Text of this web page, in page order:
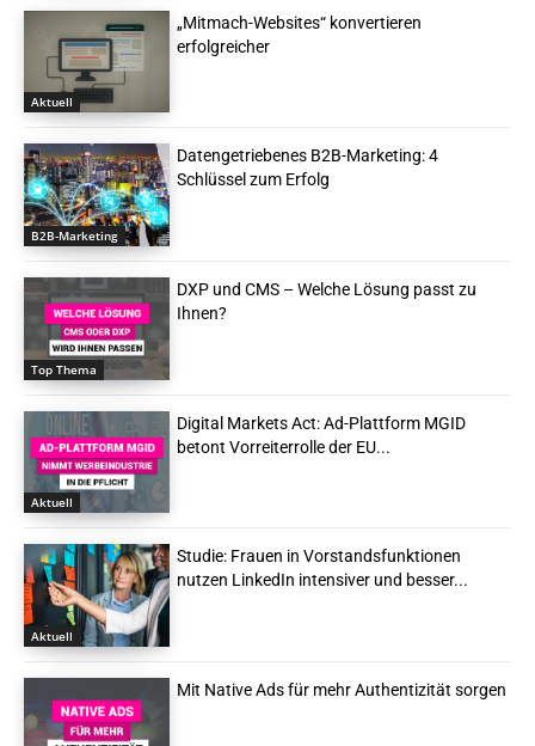
Aktuell
„Mitmach-Websites“ konvertieren
erfolgreicher
B2B-Marketing
Datengetriebenes B2B-Marketing: 4
Schlüssel zum Erfolg
Top Thema
DXP und CMS – Welche Lösung passt zu
Ihnen?
Aktuell
Digital Markets Act: Ad-Plattform MGID
betont Vorreiterrolle der EU...
Aktuell
Studie: Frauen in Vorstandsfunktionen
nutzen LinkedIn intensiver und besser...
Mit Native Ads für mehr Authentizität sorgen